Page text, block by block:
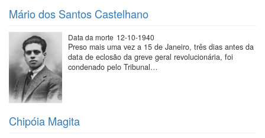
Mário dos Santos Castelhano
Data da morte 12-10-1940
Preso mais uma vez a 15 de Janeiro, três dias antes da
data de eclosão da greve geral revolucionária, foi
condenado pelo Tribunal…
Chipóia Magita